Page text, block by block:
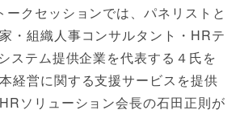
ークセッションでは、パネリストと
・組織人事コンサルタント・HRテ
ステム提供企業を代表する４氏を
経営に関する支援サービスを提供
ソリューション会長の石田正則が